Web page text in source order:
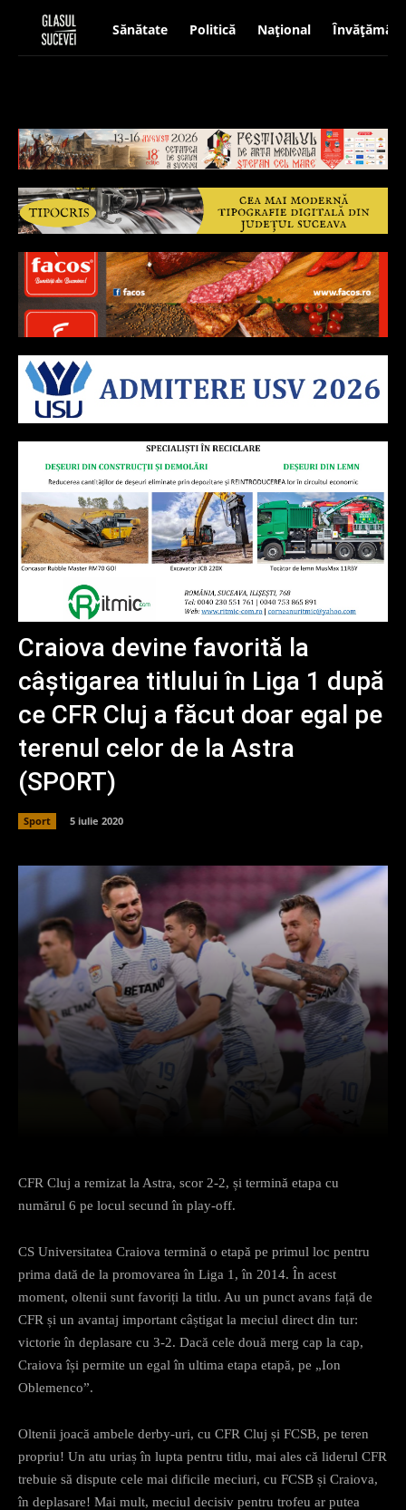
Sănătate Politică Național Învățământ
Craiova devine favorită la
câștigarea titlului în Liga 1 după
ce CFR Cluj a făcut doar egal pe
terenul celor de la Astra
(SPORT)
Sport 5 iulie 2020
CFR Cluj a remizat la Astra, scor 2-2, și termină etapa cu
numărul 6 pe locul secund în play-off.
CS Universitatea Craiova termină o etapă pe primul loc pentru
prima dată de la promovarea în Liga 1, în 2014. În acest
moment, oltenii sunt favoriți la titlu. Au un punct avans față de
CFR și un avantaj important câștigat la meciul direct din tur:
victorie în deplasare cu 3-2. Dacă cele două merg cap la cap,
Craiova își permite un egal în ultima etapa etapă, pe „Ion
Oblemenco”.
Oltenii joacă ambele derby-uri, cu CFR Cluj și FCSB, pe teren
propriu! Un atu uriaș în lupta pentru titlu, mai ales că liderul CFR
trebuie să dispute cele mai dificile meciuri, cu FCSB și Craiova,
în deplasare! Mai mult, meciul decisiv pentru trofeu ar putea